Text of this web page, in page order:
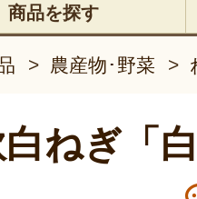
商品を探す
> 農産物･野菜 >
ねぎ「